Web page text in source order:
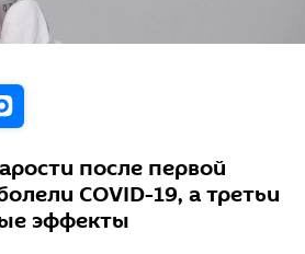
после первой
COVID-19, а третьи
эффекты